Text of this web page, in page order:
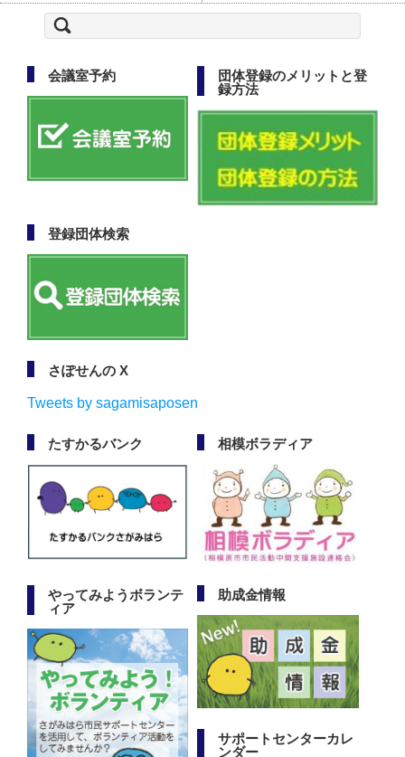
検
索:
会議室予約
団体登録のメリットと登
録方法
登録団体検索
さぽせんの X
Tweets by sagamisaposen
たすかるバンク 相模ボラディア
やってみようボランテ
ィア
助成金情報
サポートセンターカレ
ンダー